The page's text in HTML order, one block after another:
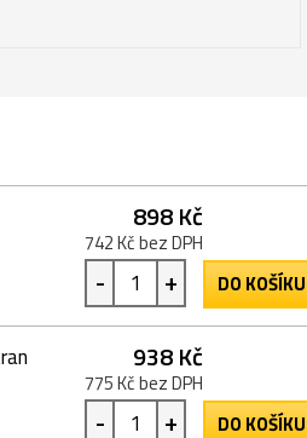
898 Kč
742 Kč bez DPH
- + DO KOŠÍKU
938 Kč
775 Kč bez DPH
- + DO KOŠÍKU